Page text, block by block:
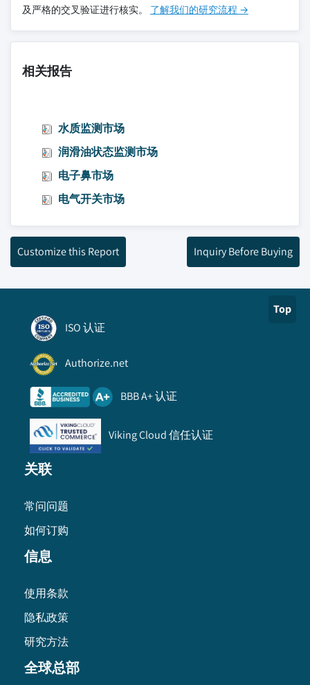
及严格的交叉验证进行核实。 了解我们的研究流程 →
相关报告
水质监测市场
润滑油状态监测市场
电子鼻市场
电气开关市场
Customize this Report Inquiry Before Buying
Top
ISO 认证
Authorize.net
BBB A+ 认证
Viking Cloud 信任认证
关联
常问问题
如何订购
信息
使用条款
隐私政策
研究方法
全球总部